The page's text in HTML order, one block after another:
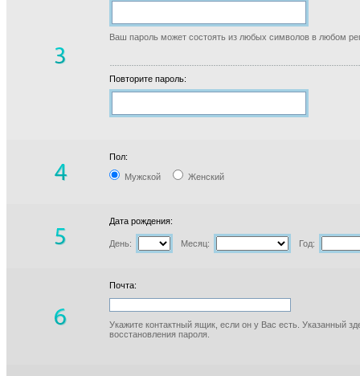
Ваш пароль может состоять из любых символов в любом
Повторите пароль:
Пол:
Мужской Женский
Дата рождения:
День: Месяц: Год:
Почта:
Укажите контактный ящик, если он у Вас есть. Указанный
восстановления пароля.